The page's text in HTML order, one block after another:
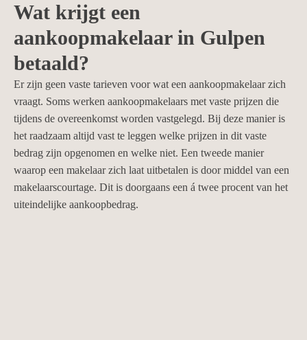
Wat krijgt een
aankoopmakelaar in Gulpen
betaald?
Er zijn geen vaste tarieven voor wat een aankoopmakelaar zich
vraagt. Soms werken aankoopmakelaars met vaste prijzen die
tijdens de overeenkomst worden vastgelegd. Bij deze manier is
het raadzaam altijd vast te leggen welke prijzen in dit vaste
bedrag zijn opgenomen en welke niet. Een tweede manier
waarop een makelaar zich laat uitbetalen is door middel van een
makelaarscourtage. Dit is doorgaans een á twee procent van het
uiteindelijke aankoopbedrag.